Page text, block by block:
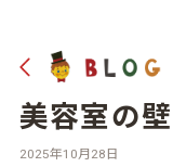
美容室の壁
2025年10月28日